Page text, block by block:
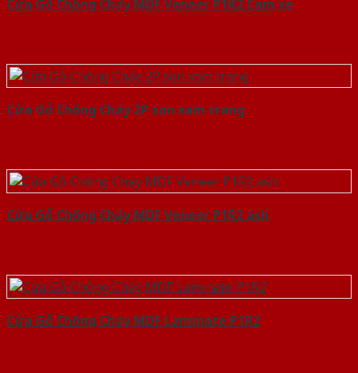
Cửa Gỗ Chống Cháy MDF Veneer P1R2 Cam xe
Cửa Gỗ Chống Cháy 2P son xam trang
Cửa Gỗ Chống Cháy MDF Veneer P1R2 ash
Cửa Gỗ Chống Cháy MDF Laminate P1R2